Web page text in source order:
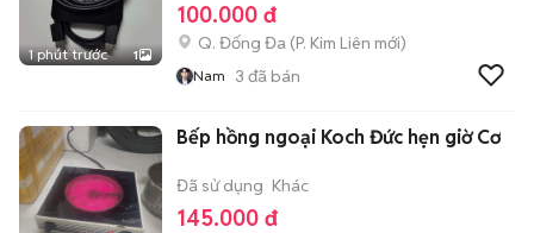
1 phút trước 1
100.000 đ
Q. Đống Đa (P. Kim Liên mới)
Nam 3 đã bán
Bếp hồng ngoại Koch Đức hẹn giờ Cơ
Đã sử dụng Khác
145.000 đ